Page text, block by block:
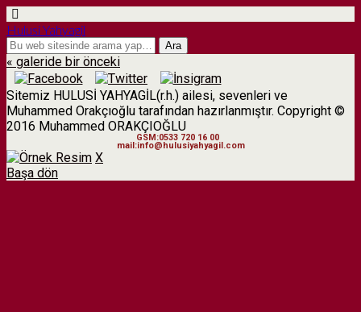
Hulusi Yahyagil
« galeride bir önceki
Sitemiz HULUSİ YAHYAGİL(r.h.) ailesi, sevenleri ve
Muhammed Orakçıoğlu tarafından hazırlanmıştır. Copyright ©
2016 Muhammed ORAKÇIOĞLU
GSM:0533 720 16 00
mail:info@hulusiyahyagil.com
X
Başa dön